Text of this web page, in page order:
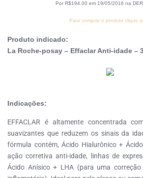
Por R$194,00 em 19/05/2016 na
Para comprar o produto clique
Produto indicado:
La Roche-posay – Effaclar Anti-idade –
Indicações:
EFFACLAR é altamente concentrada
suavizantes que reduzem os sinais da
fórmula contém, Ácido Hialurônico +
ação corretiva anti-idade, linhas de
Ácido Anísico + LHA (para uma